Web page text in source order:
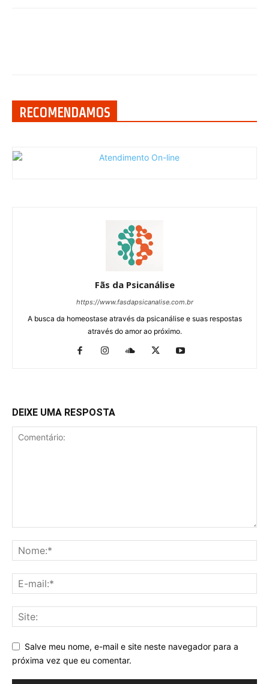
RECOMENDAMOS
Fãs da Psicanálise
https://www.fasdapsicanalise.com.br
A busca da homeostase através da psicanálise e suas respostas
através do amor ao próximo.
DEIXE UMA RESPOSTA
Salve meu nome, e-mail e site neste navegador para a
próxima vez que eu comentar.